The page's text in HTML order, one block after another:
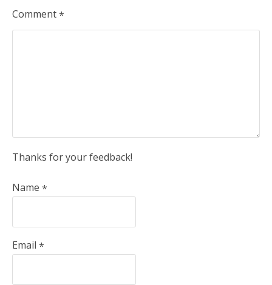
Comment*
Thanks for your feedback!
Name *
Email *